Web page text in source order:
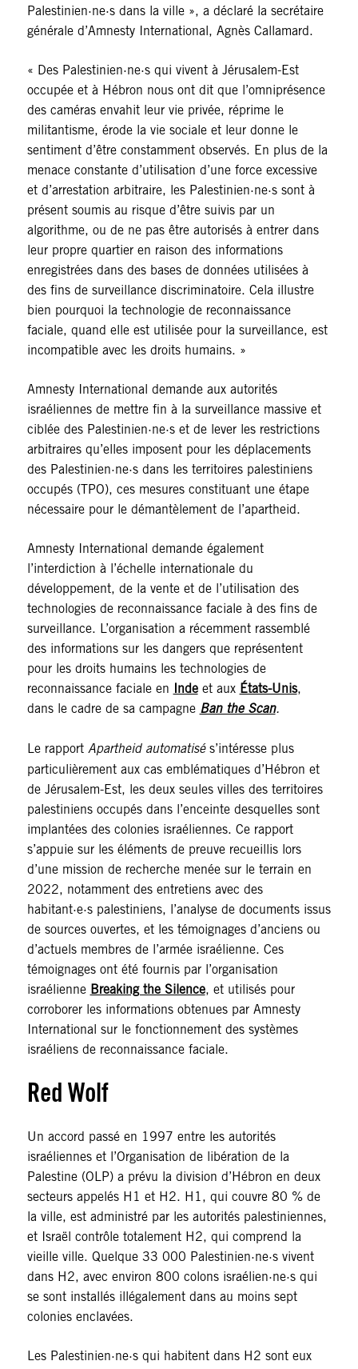
Palestinien·ne·s dans la ville », a déclaré la secrétaire
générale d’Amnesty International, Agnès Callamard.
« Des Palestinien·ne·s qui vivent à Jérusalem-Est
occupée et à Hébron nous ont dit que l’omniprésence
des caméras envahit leur vie privée, réprime le
militantisme, érode la vie sociale et leur donne le
sentiment d’être constamment observés. En plus de la
menace constante d’utilisation d’une force excessive
et d’arrestation arbitraire, les Palestinien·ne·s sont à
présent soumis au risque d’être suivis par un
algorithme, ou de ne pas être autorisés à entrer dans
leur propre quartier en raison des informations
enregistrées dans des bases de données utilisées à
des fins de surveillance discriminatoire. Cela illustre
bien pourquoi la technologie de reconnaissance
faciale, quand elle est utilisée pour la surveillance, est
incompatible avec les droits humains. »
Amnesty International demande aux autorités
israéliennes de mettre fin à la surveillance massive et
ciblée des Palestinien·ne·s et de lever les restrictions
arbitraires qu’elles imposent pour les déplacements
des Palestinien·ne·s dans les territoires palestiniens
occupés (TPO), ces mesures constituant une étape
nécessaire pour le démantèlement de l’apartheid.
Amnesty International demande également
l’interdiction à l’échelle internationale du
développement, de la vente et de l’utilisation des
technologies de reconnaissance faciale à des fins de
surveillance. L’organisation a récemment rassemblé
des informations sur les dangers que représentent
pour les droits humains les technologies de
reconnaissance faciale en
Indeet aux États-Unis,
dans le cadre de sa campagne Ban the Scan.
Le rapport Apartheid automatisés’intéresse plus
particulièrement aux cas emblématiques d’Hébron et
de Jérusalem-Est, les deux seules villes des territoires
palestiniens occupés dans l’enceinte desquelles sont
implantées des colonies israéliennes. Ce rapport
s’appuie sur les éléments de preuve recueillis lors
d’une mission de recherche menée sur le terrain en
2022, notamment des entretiens avec des
habitant·e·s palestiniens, l’analyse de documents issus
de sources ouvertes, et les témoignages d’anciens ou
d’actuels membres de l’armée israélienne. Ces
témoignages ont été fournis par l’organisation
israélienne Breaking the Silence, et utilisés pour
corroborer les informations obtenues par Amnesty
International sur le fonctionnement des systèmes
israéliens de reconnaissance faciale.
Red Wolf
Un accord passé en 1997 entre les autorités
israéliennes et l’Organisation de libération de la
Palestine (OLP) a prévu la division d’Hébron en deux
secteurs appelés H1 et H2. H1, qui couvre 80 % de
la ville, est administré par les autorités palestiniennes,
et Israël contrôle totalement H2, qui comprend la
vieille ville. Quelque 33 000 Palestinien·ne·s vivent
dans H2, avec environ 800 colons israélien·ne·s qui
se sont installés illégalement dans au moins sept
colonies enclavées.
Les Palestinien·ne·s qui habitent dans H2 sont eux